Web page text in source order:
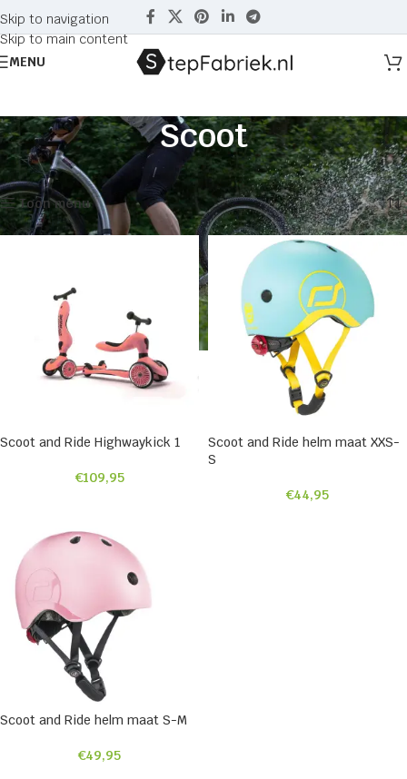
Skip to navigation
Skip to main content
MENU
Scoot
Home Producten getagged “Scoot” Toont alle 3 resultaten
Toon menu
Scoot and Ride Highwaykick 1
€109,95
Scoot and Ride helm maat XXS-
S
€44,95
Scoot and Ride helm maat S-M
€49,95